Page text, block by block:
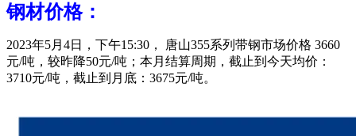
钢材价格：
2023年5月4日，下午15:30， 唐山355系列带钢市场价格 3660
元/吨，较昨降50元/吨；本月结算周期，截止到今天均价：
3710元/吨，截止到月底：3675元/吨。